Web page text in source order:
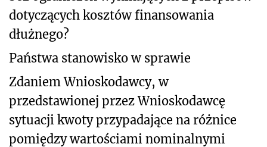
dotyczących kosztów finansowania
dłużnego?
Państwa stanowisko w sprawie
Zdaniem Wnioskodawcy, w
przedstawionej przez Wnioskodawcę
sytuacji kwoty przypadające na różnice
pomiędzy wartościami nominalnymi